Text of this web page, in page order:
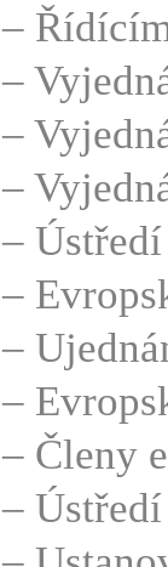
–
–
–
–
–
–
–
–
– Členy
–